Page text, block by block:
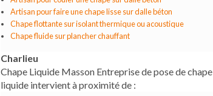
Artisan pour faire une chape lisse sur dalle béton
Chape flottante sur isolant thermique ou acoustique
Chape fluide sur plancher chauffant
Charlieu
Chape Liquide Masson Entreprise de pose de chape
liquide intervient à proximité de :